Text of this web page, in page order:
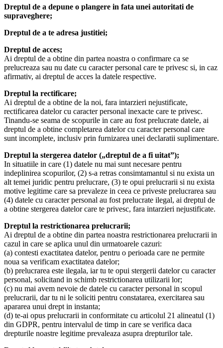
Dreptul de a depune o plangere in fata unei autoritati de
supraveghere;
Dreptul de a te adresa justitiei;
Dreptul de acces;
Ai dreptul de a obtine din partea noastra o confirmare ca se
prelucreaza sau nu date cu caracter personal care te privesc si, in caz
afirmativ, ai dreptul de acces la datele respective.
Dreptul la rectificare;
Ai dreptul de a obtine de la noi, fara intarzieri nejustificate,
rectificarea datelor cu caracter personal inexacte care te privesc.
Tinandu-se seama de scopurile in care au fost prelucrate datele, ai
dreptul de a obtine completarea datelor cu caracter personal care
sunt incomplete, inclusiv prin furnizarea unei declaratii suplimentare.
Dreptul la stergerea datelor („dreptul de a fi uitat”);
In situatiile in care (1) datele nu mai sunt necesare pentru
indeplinirea scopurilor, (2) s-a retras consimtamantul si nu exista un
alt temei juridic pentru prelucrare, (3) te opui prelucrarii si nu exista
motive legitime care sa prevaleze in ceea ce priveste prelucrarea sau
(4) datele cu caracter personal au fost prelucrate ilegal, ai dreptul de
a obtine stergerea datelor care te privesc, fara intarzieri nejustificate.
Dreptul la restrictionarea prelucrarii;
Ai dreptul de a obtine din partea noastra restrictionarea prelucrarii in
cazul in care se aplica unul din urmatoarele cazuri:
(a) contesti exactitatea datelor, pentru o perioada care ne permite
noua sa verificam exactitatea datelor;
(b) prelucrarea este ilegala, iar tu te opui stergerii datelor cu caracter
personal, solicitand in schimb restrictionarea utilizarii lor;
(c) nu mai avem nevoie de datele cu caracter personal in scopul
prelucrarii, dar tu ni le soliciti pentru constatarea, exercitarea sau
apararea unui drept in instanta;
(d) te-ai opus prelucrarii in conformitate cu articolul 21 alineatul (1)
din GDPR, pentru intervalul de timp in care se verifica daca
drepturile noastre legitime prevaleaza asupra drepturilor tale.